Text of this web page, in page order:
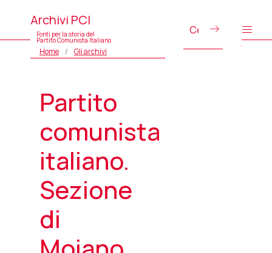
Archivi PCI
Fonti per la storia del
Partito Comunista Italiano
Home Gli archivi
Partito
comunista
italiano.
Sezione
di